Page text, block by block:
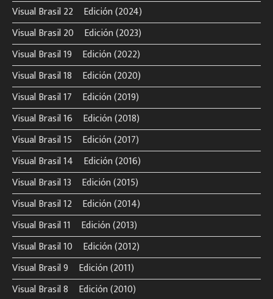
Visual Brasil 22º Edición (2024)
Visual Brasil 20º Edición (2023)
Visual Brasil 19º Edición (2022)
Visual Brasil 18º Edición (2020)
Visual Brasil 17º Edición (2019)
Visual Brasil 16º Edición (2018)
Visual Brasil 15º Edición (2017)
Visual Brasil 14º Edición (2016)
Visual Brasil 13º Edición (2015)
Visual Brasil 12º Edición (2014)
Visual Brasil 11º Edición (2013)
Visual Brasil 10º Edición (2012)
Visual Brasil 9º Edición (2011)
Visual Brasil 8º Edición (2010)